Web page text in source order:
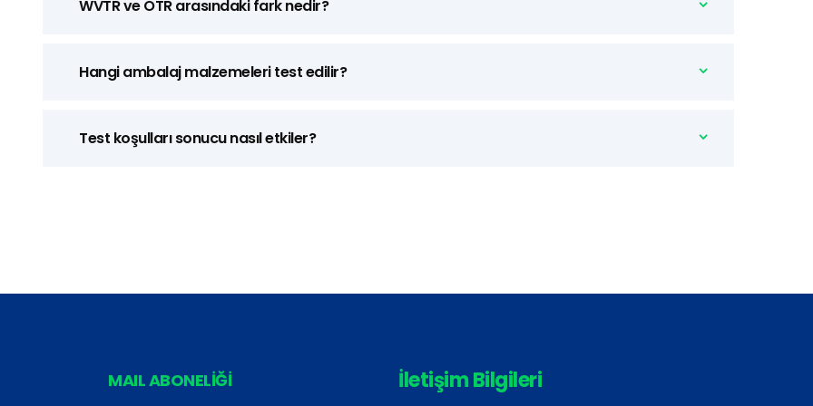
WVTR ve OTR arasındaki fark nedir?
Hangi ambalaj malzemeleri test edilir?
Test koşulları sonucu nasıl etkiler?
MAIL ABONELİĞİ İletişim Bilgileri